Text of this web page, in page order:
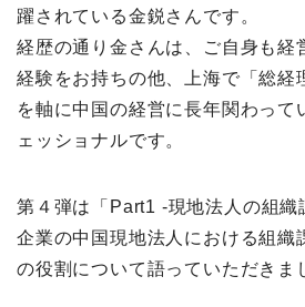
躍されている金鋭さんです。
経歴の通り金さんは、ご自身も経
経験をお持ちの他、上海で「総経
を軸に中国の経営に長年関わって
ェッショナルです。
第４弾は「Part1 -現地法人の組織
企業の中国現地法人における組織
の役割について語っていただきま